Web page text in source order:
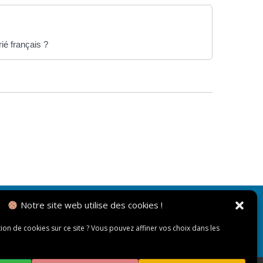
Notre site web utilise des cookies !
de cookies sur ce site ? Vous pouvez affiner vos choix dans les
français ?
NOUS CONTACTER